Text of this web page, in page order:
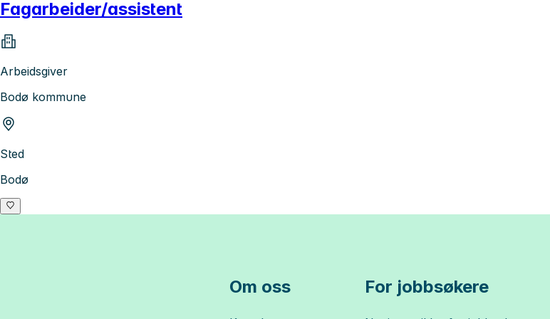
Fagarbeider/assistent
Arbeidsgiver
Bodø kommune
Sted
Bodø
Om oss For jobbsøkere